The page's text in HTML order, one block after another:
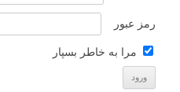
رمز عبور
مرا به خاطر بسپار